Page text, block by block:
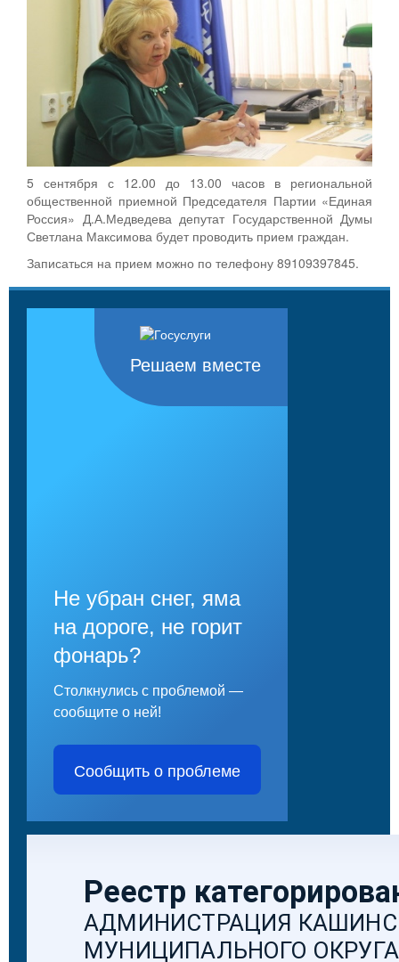
5 сентября с 12.00 до 13.00 часов в региональной
общественной приемной Председателя Партии «Единая
Россия» Д.А.Медведева депутат Государственной Думы
Светлана Максимова будет проводить прием граждан.
Записаться на прием можно по телефону 89109397845.
Решаем вместе
Не убран снег, яма
на дороге, не горит
фонарь?
Столкнулись с проблемой —
сообщите о ней!
Сообщить о проблеме